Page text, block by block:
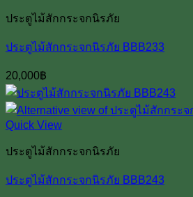
ประตูไม้สักกระจกนิรภัย
ประตูไม้สักกระจกนิรภัย BBB233
20,000฿
Quick View
ประตูไม้สักกระจกนิรภัย
ประตูไม้สักกระจกนิรภัย BBB243